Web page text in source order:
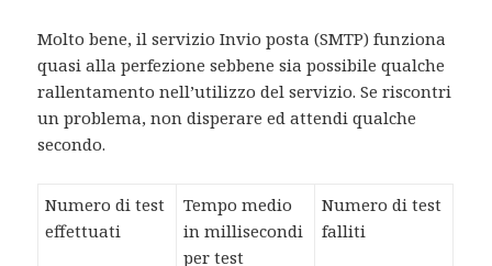
Molto bene, il servizio Invio posta (SMTP) funziona
quasi alla perfezione sebbene sia possibile qualche
rallentamento nell’utilizzo del servizio. Se riscontri
un problema, non disperare ed attendi qualche
secondo.
Numero di test
effettuati
Tempo medio
in millisecondi
per test
Numero di test
falliti